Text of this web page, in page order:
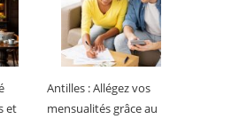
et
Antilles : Allégez vos
mensualités grâce au